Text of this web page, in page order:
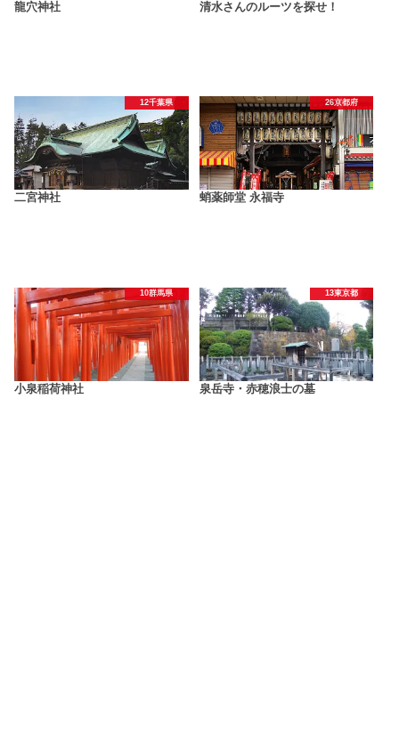
龍穴神社 清水さんのルーツを探せ！
12千葉県
二宮神社
26京都府
蛸薬師堂 永福寺
10群馬県
小泉稲荷神社
13東京都
泉岳寺・赤穂浪士の墓